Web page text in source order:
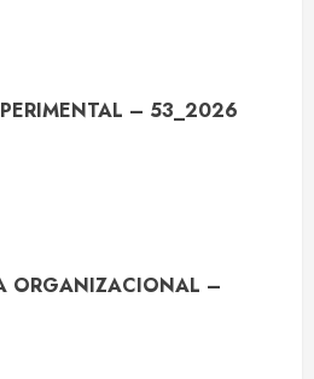
– 53_2026
ORGANIZACIONAL –